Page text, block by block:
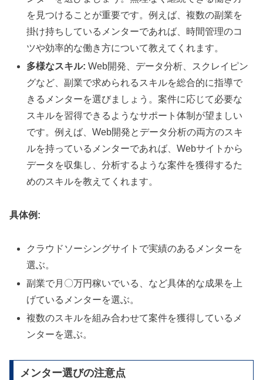
を見つけることが重要です。例えば、複数の副業を
掛け持ちしているメンターであれば、時間管理のコ
ツや効率的な働き方について教えてくれます。
多様なスキル: Web開発、データ分析、スクレイピン
グなど、副業で求められるスキルを総合的に指導で
きるメンターを選びましょう。案件に応じて必要な
スキルを習得できるようなサポート体制が望ましい
です。例えば、Web開発とデータ分析の両方のスキ
ルを持っているメンターであれば、Webサイトから
データを収集し、分析するような案件を獲得するた
めのスキルを教えてくれます。
具体例:
クラウドソーシングサイトで実績のあるメンターを
選ぶ。
副業で月〇万円稼いでいる、など具体的な成果を上
げているメンターを選ぶ。
複数のスキルを組み合わせて案件を獲得しているメ
ンターを選ぶ。
メンター選びの注意点